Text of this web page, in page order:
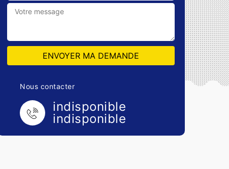
Nous contacter
indisponible
indisponible